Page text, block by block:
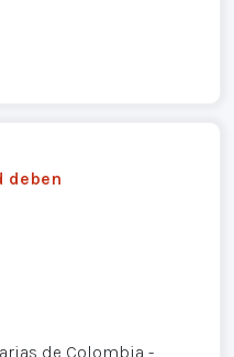
deben
de Colombia -